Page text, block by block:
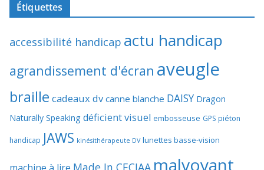
Étiquettes
accessibilité handicap actu handicap
agrandissement d'écran aveugle
braille cadeaux dv canne blanche DAISY Dragon
Naturally Speaking déficient visuel embosseuse GPS piéton
handicap JAWS kinésithérapeute DV lunettes basse-vision
malvoyant